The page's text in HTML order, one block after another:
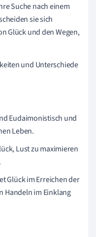
Suche nach einem
sie sich
Glück und den Wegen,
und Unterschiede
Eudaimonistisch und
Leben.
Lust zu maximieren
Glück im Erreichen der
Handeln im Einklang